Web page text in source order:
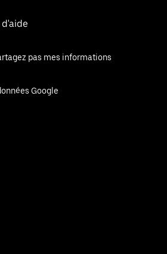
pas mes informations
Google